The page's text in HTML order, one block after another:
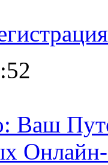
Ваш